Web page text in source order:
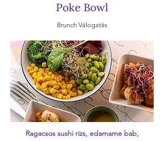
Poke Bowl
Brunch Válogatás
Ragacsos sushi rizs, edamame bab,